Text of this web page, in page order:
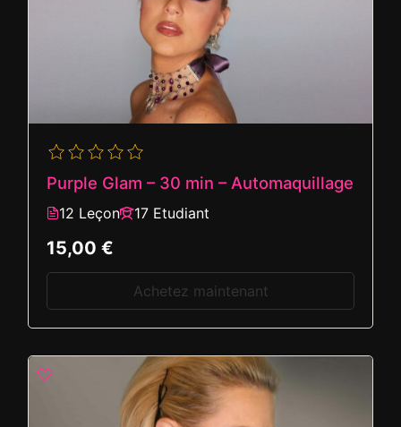
Purple Glam – 30 min – Automaquillage
12 Leçon 17 Etudiant
15,00 €
Achetez maintenant